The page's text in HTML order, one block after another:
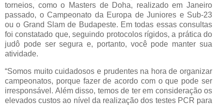
torneios, como o Masters de Doha, realizado em Janeiro
passado, o Campeonato da Europa de Juniores e Sub-23
ou o Grand Slam de Budapeste. Em todas essas consultas
foi constatado que, seguindo protocolos rígidos, a prática do
judô pode ser segura e, portanto, você pode manter sua
atividade.
“Somos muito cuidadosos e prudentes na hora de organizar
campeonatos, porque fazer de acordo com o que pode ser
irresponsável. Além disso, temos de ter em consideração os
elevados custos ao nível da realização dos testes PCR para